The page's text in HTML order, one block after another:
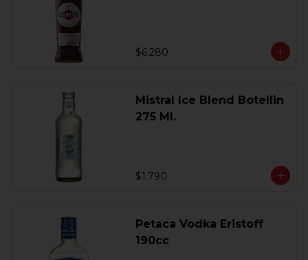
$6.280
Mistral Ice Blend Botellin
275 Ml.
$1.790
Petaca Vodka Eristoff
190cc